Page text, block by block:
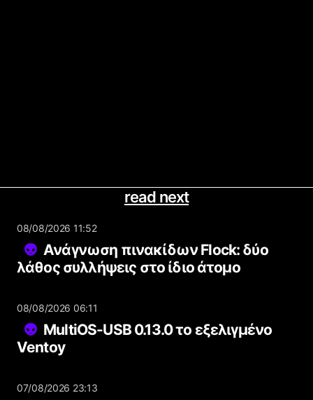
read next
08/08/2026 11:52
Ανάγνωση πινακίδων Flock: δύο
λάθος συλλήψεις στο ίδιο άτομο
08/08/2026 06:11
MultiOS-USB 0.13.0 το εξελιγμένο
Ventoy
07/08/2026 23:13